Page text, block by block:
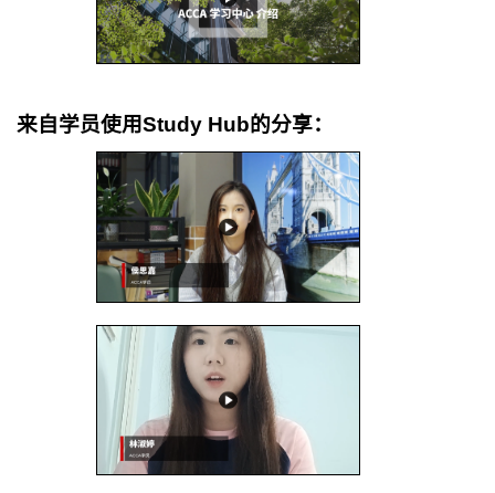
来自学员使用Study Hub的分享：